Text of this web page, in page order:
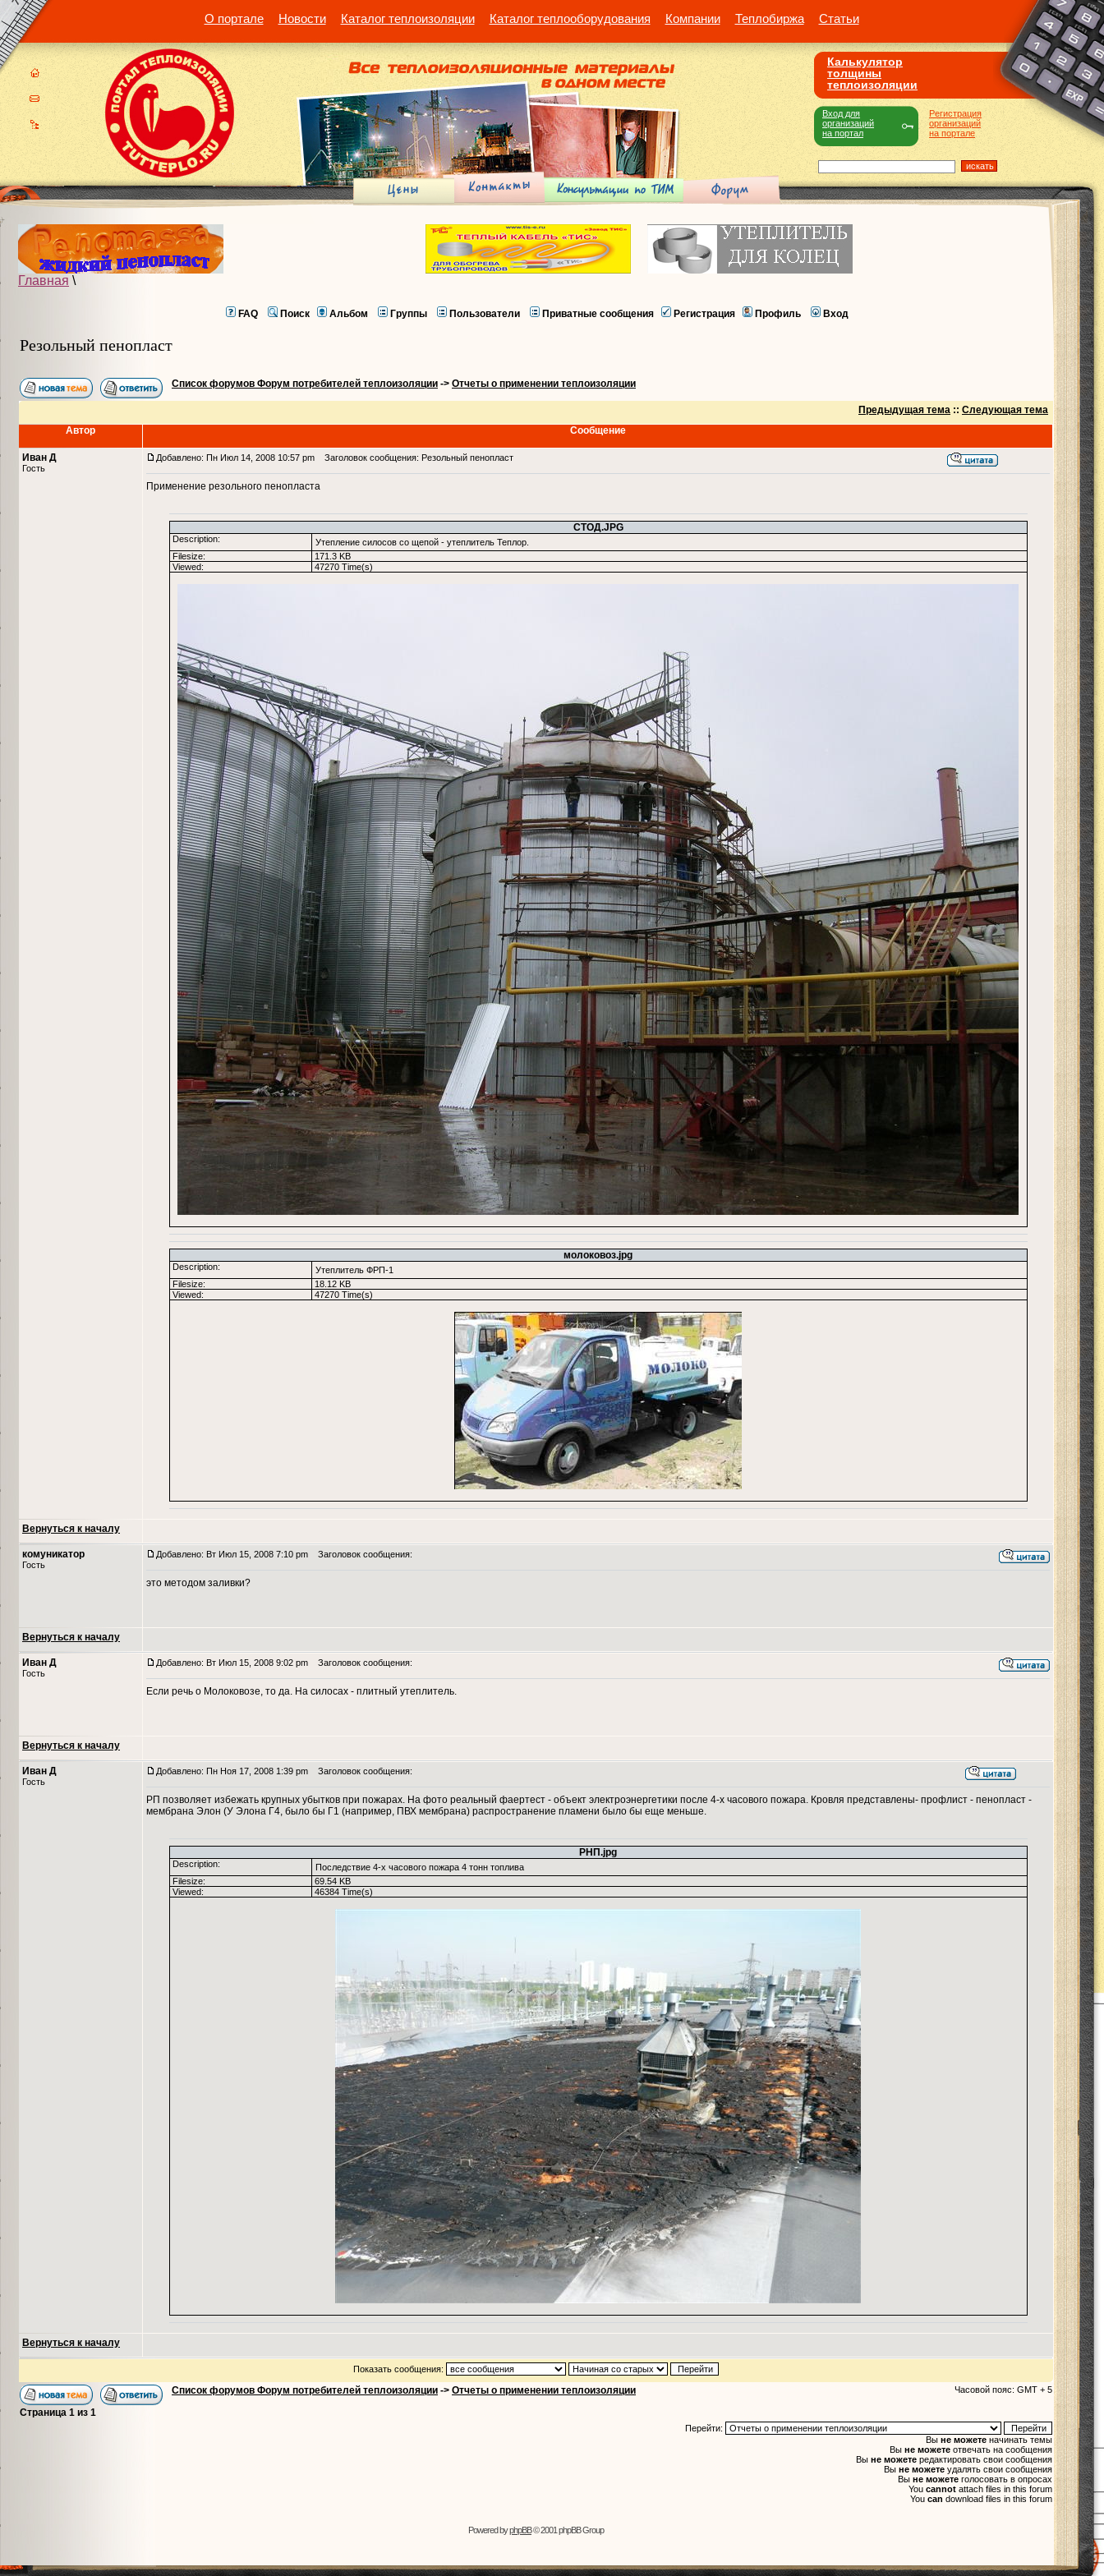
О портале Новости Каталог теплоизоляции Каталог теплооборудования Компании Теплобиржа Статьи
Калькулятор
толщины
теплоизоляции
Регистрация
организаций
на портале
Вход для
организаций
на портал
Главная \
FAQ Поиск Альбом Группы Пользователи Приватные сообщения Регистрация Профиль Вход
Резольный пенопласт
Список форумов Форум потребителей теплоизоляции -> Отчеты о применении теплоизоляции
Предыдущая тема :: Следующая тема
Автор
Сообщение
Иван Д
Гость
Добавлено: Пн Июл 14, 2008 10:57 pm Заголовок сообщения: Резольный пенопласт
Применение резольного пенопласта
СТОД.JPG
Description:
Утепление силосов со щепой - утеплитель Теплор.
Filesize:
171.3 KB
Viewed:
47270 Time(s)
молоковоз.jpg
Description:
Утеплитель ФРП-1
Filesize:
18.12 KB
Viewed:
47270 Time(s)
Вернуться к началу
комуникатор
Гость
Добавлено: Вт Июл 15, 2008 7:10 pm Заголовок сообщения:
это методом заливки?
Вернуться к началу
Иван Д
Гость
Добавлено: Вт Июл 15, 2008 9:02 pm Заголовок сообщения:
Если речь о Молоковозе, то да. На силосах - плитный утеплитель.
Вернуться к началу
Иван Д
Гость
Добавлено: Пн Ноя 17, 2008 1:39 pm Заголовок сообщения:
РП позволяет избежать крупных убытков при пожарах. На фото реальный фаертест - объект электроэнергетики после 4-х часового пожара. Кровля представлены- профлист - пенопласт -
мембрана Элон (У Элона Г4, было бы Г1 (например, ПВХ мембрана) распространение пламени было бы еще меньше.
РНП.jpg
Description:
Последствие 4-х часового пожара 4 тонн топлива
Filesize:
69.54 KB
Viewed:
46384 Time(s)
Вернуться к началу
Показать сообщения:
Список форумов Форум потребителей теплоизоляции -> Отчеты о применении теплоизоляции Часовой пояс: GMT + 5
Страница 1 из 1
Перейти:
Вы не можете начинать темы
Вы не можете отвечать на сообщения
Вы не можете редактировать свои сообщения
Вы не можете удалять свои сообщения
Вы не можете голосовать в опросах
You cannot attach files in this forum
You can download files in this forum
Powered byphpBB© 2001 phpBB Group